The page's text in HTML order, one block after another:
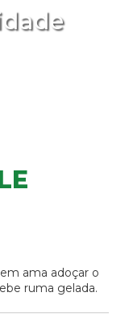
ama adoçar o
ruma gelada.